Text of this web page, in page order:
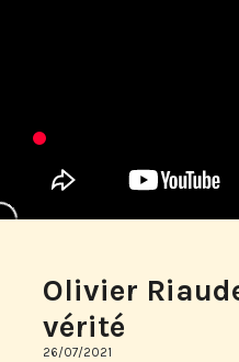
Olivier
vérité
26/07/2021